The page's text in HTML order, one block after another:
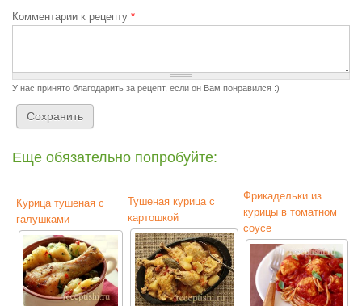
Комментарии к рецепту *
У нас принято благодарить за рецепт, если он Вам понравился :)
Еще обязательно попробуйте:
Курица тушеная с
галушками
Тушеная курица с
картошкой
Фрикадельки из
курицы в томатном
соусе